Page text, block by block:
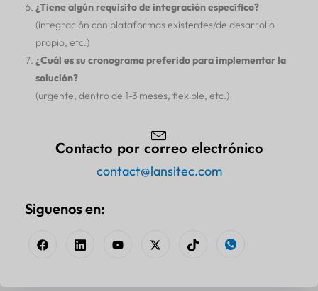
¿Tiene algún requisito de integración específico?
(integración con plataformas existentes/de desarrollo
propio, etc.)
¿Cuál es su cronograma preferido para implementar la
solución?
(urgente, dentro de 1-3 meses, flexible, etc.)
Contacto por correo electrónico
contact@lansitec.com
Siguenos en: